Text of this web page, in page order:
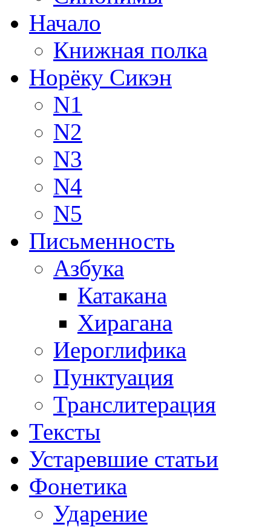
Начало
Книжная полка
Норёку Сикэн
N1
N2
N3
N4
N5
Письменность
Азбука
Катакана
Хирагана
Иероглифика
Пунктуация
Транслитерация
Тексты
Устаревшие статьи
Фонетика
Ударение